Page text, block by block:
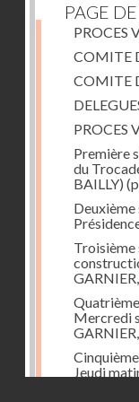
PAGE
PROCES
COMITE
COMITE
PROCES
Première
du
BAILLY)
Deuxième
Troisième
Mercredi
Jeudi